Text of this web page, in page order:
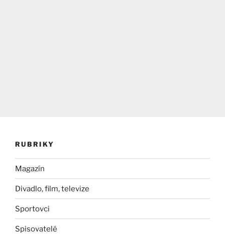
RUBRIKY
Magazín
Divadlo, film, televize
Sportovci
Spisovatelé